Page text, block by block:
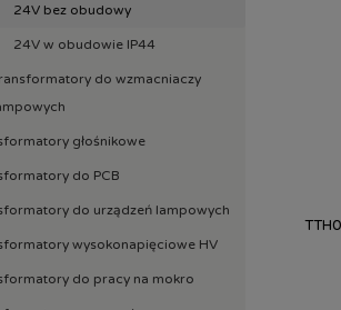
24V bez obudowy
24V w obudowie IP44
do wzmacniaczy
głośnikowe
do PCB
do urządzeń lampowych
wysokonapięciowe HV
do pracy na mokro